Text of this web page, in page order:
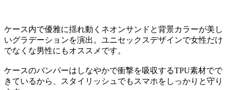
ケース内で優雅に揺れ動くネオンサンドと背景カラーが美し
いグラデーションを演出。ユニセックスデザインで女性だけ
でなくな男性にもオススメです。
ケースのバンパーはしなやかで衝撃を吸収するTPU素材でで
きているから、スタイリッシュでもスマホをしっかりと守り